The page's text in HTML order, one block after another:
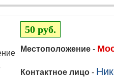
50 руб.
Местоположение -
Контактное лицо -